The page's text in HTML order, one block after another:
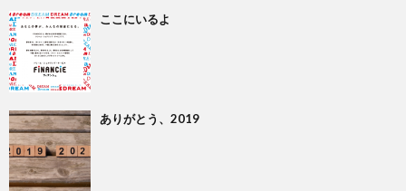
ここにいるよ
ありがとう、2019